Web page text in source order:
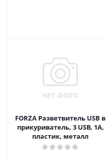
FORZA Разветвитель USB в
прикуриватель, 3 USB, 1А,
пластик, металл